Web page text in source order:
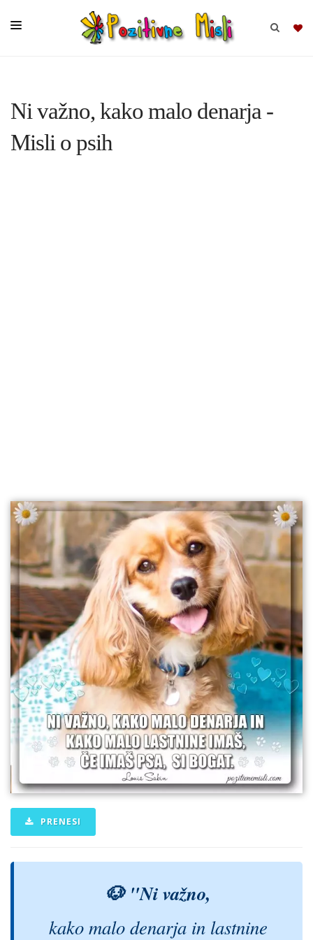
MISLI
Ni važno, kako malo denarja -
Misli o psih
PRENESI
🐶 "Ni važno,
kako malo denarja in lastnine